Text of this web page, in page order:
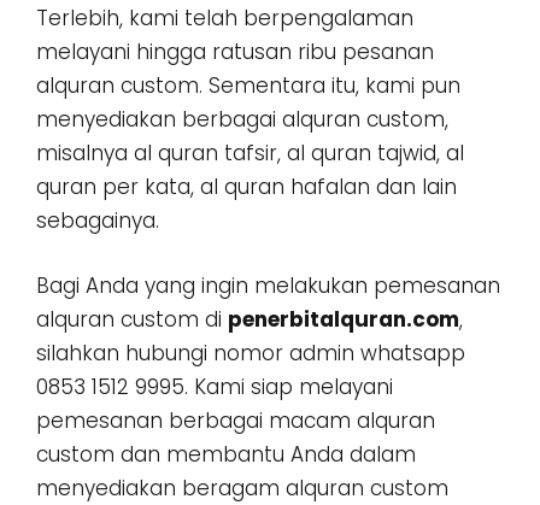
Terlebih, kami telah berpengalaman
melayani hingga ratusan ribu pesanan
alquran custom. Sementara itu, kami pun
menyediakan berbagai alquran custom,
misalnya al quran tafsir, al quran tajwid, al
quran per kata, al quran hafalan dan lain
sebagainya.
Bagi Anda yang ingin melakukan pemesanan
alquran custom di penerbitalquran.com,
silahkan hubungi nomor admin whatsapp
0853 1512 9995. Kami siap melayani
pemesanan berbagai macam alquran
custom dan membantu Anda dalam
menyediakan beragam alquran custom